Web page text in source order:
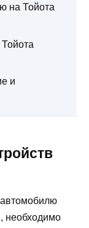
на Тойота
и
необходимо